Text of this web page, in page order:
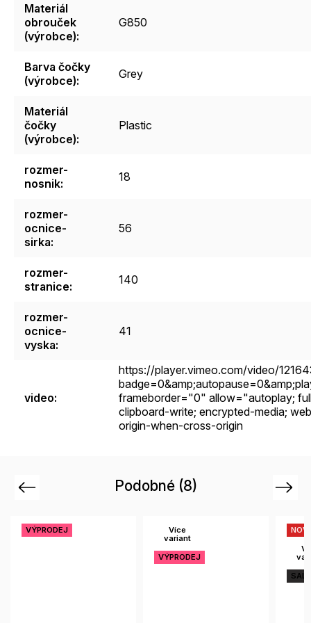
Materiál
obrouček
(výrobce):
G850
Barva čočky
(výrobce): Grey
Materiál
čočky
(výrobce):
Plastic
rozmer-
nosnik: 18
rozmer-
ocnice-
sirka:
56
rozmer-
stranice: 140
rozmer-
ocnice-
vyska:
41
video:
https://player.vimeo.com/video/
frameborder="0" allow="autoplay;
clipboard-write; encrypted-media;
origin-when-cross-origin
Podobné (8)
Previous
VÝPRODEJ
Více
variant
VÝPRODEJ
Next